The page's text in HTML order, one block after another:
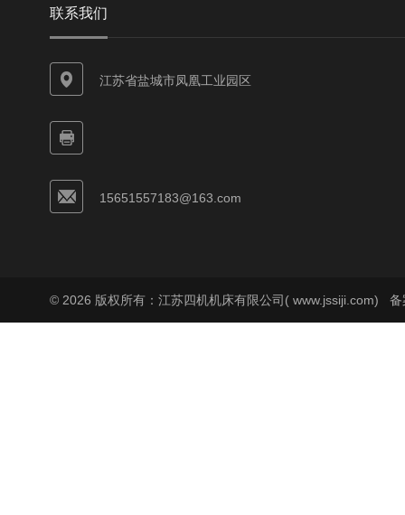
联系我们
江苏省盐城市凤凰工业园区
15651557183@163.com
© 2026 版权所有：江苏四机机床有限公司( www.jssiji.com) 备